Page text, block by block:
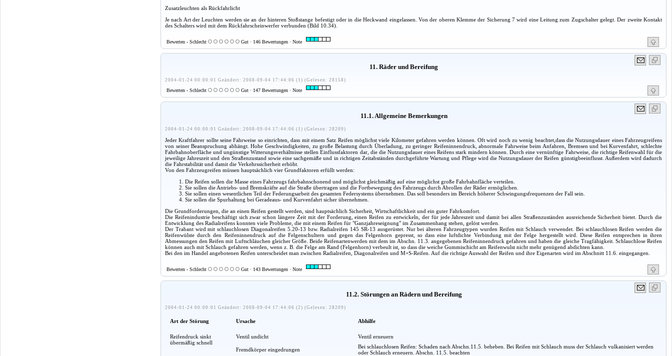
Zusatzleuchten als Rückfahrlicht
Je nach Art der Leuchten werden sie an der hinteren Stoßstange befestigt oder in die Heckwand eingelassen. Von der oberen Klemme der Sicherung 7 wird eine Leitung zum Zugschalter gelegt. Der zweite Kontakt
des Schalters wird mit dem Rückfahrscheinwerfer verbunden (Bild 10.34).
Bewerten - Schlecht Gut · 146 Bewertungen · Note
11. Räder und Bereifung
2004-01-24 00:00:01 Geändert: 2008-09-04 17:44:06 (1) (Gelesen: 28158)
Bewerten - Schlecht Gut · 147 Bewertungen · Note
11.1. Allgemeine Bemerkungen
2004-01-24 00:00:01 Geändert: 2008-09-04 17:44:06 (1) (Gelesen: 28209)
Jeder Kraftfahrer sollte seine Fahrweise so einrichten, dass mit einem Satz Reifen möglichst viele Kilometer gefahren werden können. Oft wird noch zu wenig beachtet,dass die Nutzungsdauer eines Fahrzeugreifens
von seiner Beanspruchung abhängt. Hohe Geschwindigkeiten, zu große Belastung durch Überladung, zu geringer Reifeninnendruck, abnormale Fahrweise beim Anfahren, Bremsen und bei Kurvenfahrt, schlechte
Fahrbahnoberfläche und ungünstige Witterungsverhältnisse stellen Einflussfaktoren dar, die die Nutzungsdauer eines Reifens stark mindern können. Durch eine vernünftige Fahrweise, die richtige Reifenwahl für die
jeweilige Jahreszeit und den Straßenzustand sowie eine sachgemäße und in richtigen Zeitabständen durchgeführte Wartung und Pflege wird die Nutzungsdauer der Reifen günstigbeeinflusst. Außerdem wird dadurch
die Fahrstabilität und damit die Verkehrssicherheit erhöht.
Von den Fahrzeugreifen müssen hauptsächlich vier Grundfaktoren erfüllt werden:
Die Reifen sollen die Masse eines Fahrzeugs fahrbahnschonend und möglichst gleichmäßig auf eine möglichst große Fahrbahnfläche verteilen.
Sie sollen die Antriebs- und Bremskräfte auf die Straße übertragen und die Fortbewegung des Fahrzeugs durch Abrollen der Räder ermöglichen.
Sie sollen einen wesentlichen Teil der Federungsarbeit des gesamten Federsystems übernehmen. Das soll besonders im Bereich höherer Schwingungsfrequenzen der Fall sein.
Sie sollen die Spurhaltung bei Geradeaus- und Kurvenfahrt sicher übernehmen.
Die Grundforderungen, die an einen Reifen gestellt werden, sind hauptsächlich Sicherheit, Wirtschaftlichkeit und ein guter Fahrkomfort.
Die Reifenindustrie beschäftigt sich zwar schon längere Zeit mit der Forderung, einen Reifen zu entwickeln, der für jede Jahreszeit und damit bei allen Straßenzuständen ausreichende Sicherheit bietet. Durch die
Entwicklung des Radialreifens konnten viele Probleme, die mit einem Reifen für "Ganzjahreseignung" im Zusammenhang stehen, gelöst werden.
Der Trabant wird mit schlauchlosen Diagonalreifen 5.20-13 bzw. Radialreifen 145 SR-13 ausgerüstet. Nur bei älteren Fahrzeugtypen wurden Reifen mit Schlauch verwendet. Bei schlauchlosen Reifen werden die
Reifenwülste durch den Reifeninnendruck auf die Felgenschultern und gegen das Felgenhorn gepresst, so dass eine luftdichte Verbindung mit der Felge hergestellt wird. Diese Reifen entsprechen in ihren
Abmessungen den Reifen mit Luftschläuchen gleicher Größe. Beide Reifenartenwerden mit dem im Abschn. 11.3. angegebenen Reifeninnendruck gefahren und haben die gleiche Tragfähigkeit. Schlauchlose Reifen
können auch mit Schlauch gefahren werden, wenn z. B. die Felge am Rand (Felgenhorn) verbeult ist, so dass die weiche Gummischicht am Reifenwulst nicht mehr genügend abdichten kann.
Bei den im Handel angebotenen Reifen unterscheidet man zwischen Radialreifen, Diagonalreifen und M+S-Reifen. Auf die richtige Auswahl der Reifen und ihre Eigenarten wird im Abschnitt 11.6. eingegangen.
Bewerten - Schlecht Gut · 143 Bewertungen · Note
11.2. Störungen an Rädern und Bereifung
2004-01-24 00:00:01 Geändert: 2008-09-04 17:44:06 (2) (Gelesen: 28209)
Art der Störung Ursache Abhilfe
Reifendruck sinkt
übermäßig schnell
Ventil undicht Ventil erneuern
Fremdkörper eingedrungen
Bei schlauchlosen Reifen: Schaden nach Abschn.11.5. beheben. Bei Reifen mit Schlauch muss der Schlauch vulkanisiert werden
oder Schlauch erneuern. Abschn. 11.5. beachten